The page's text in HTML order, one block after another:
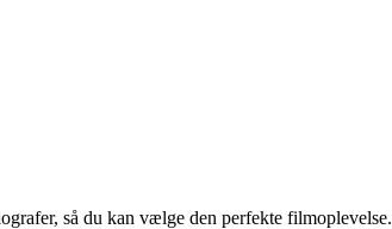
så du kan vælge den perfekte filmoplevelse.